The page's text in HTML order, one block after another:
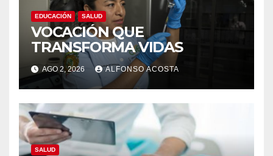
EDUCACIÓN SALUD
VOCACIÓN QUE
TRANSFORMA VIDAS
AGO 2, 2026 ALFONSO ACOSTA
SALUD